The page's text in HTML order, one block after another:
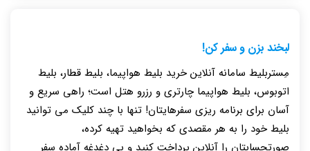
لبخند بزن و سفر کن!
مِستربلیط سامانه آنلاین خرید بلیط هواپیما، بلیط قطار، بلیط
اتوبوس، بلیط هواپیما چارتری و رزرو هتل است؛ راهی سریع و
آسان برای برنامه ریزی سفرهایتان! تنها با چند کلیک می توانید
بلیط خود را به هر مقصدی که بخواهید تهیه کرده،
صورتحسابتان را آنلاین پرداخت کنید و بی دغدغه آماده سفر